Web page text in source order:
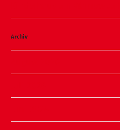
Archiv